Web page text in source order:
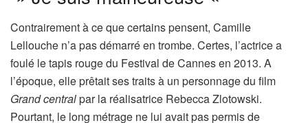
Contrairement à ce que certains pensent, Camille
Lellouche n’a pas démarré en trombe. Certes, l’actrice a
foulé le tapis rouge du Festival de Cannes en 2013. A
l’époque, elle prêtait ses traits à un personnage du film
Grand centralpar la réalisatrice Rebecca Zlotowski.
Pourtant, le long métrage ne lui avait pas permis de